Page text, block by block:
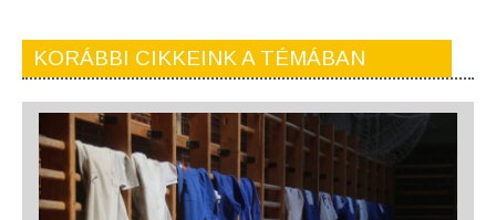
KORÁBBI CIKKEINK A TÉMÁBAN